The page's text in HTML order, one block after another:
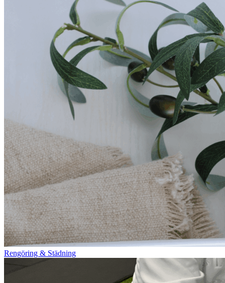
Rengöring & Städning